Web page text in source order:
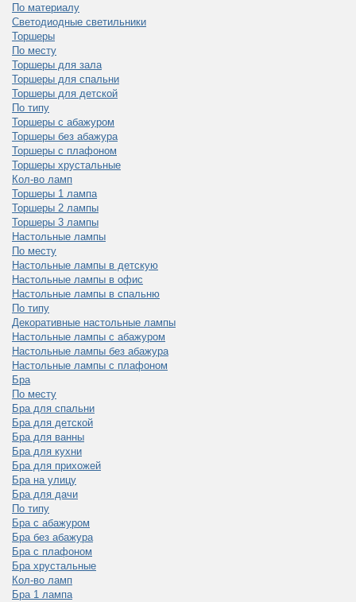
По материалу
Светодиодные светильники
Торшеры
По месту
Торшеры для зала
Торшеры для спальни
Торшеры для детской
По типу
Торшеры с абажуром
Торшеры без абажура
Торшеры с плафоном
Торшеры хрустальные
Кол-во ламп
Торшеры 1 лампа
Торшеры 2 лампы
Торшеры 3 лампы
Настольные лампы
По месту
Настольные лампы в детскую
Настольные лампы в офис
Настольные лампы в спальню
По типу
Декоративные настольные лампы
Настольные лампы с абажуром
Настольные лампы без абажура
Настольные лампы с плафоном
Бра
По месту
Бра для спальни
Бра для детской
Бра для ванны
Бра для кухни
Бра для прихожей
Бра на улицу
Бра для дачи
По типу
Бра с абажуром
Бра без абажура
Бра с плафоном
Бра хрустальные
Кол-во ламп
Бра 1 лампа